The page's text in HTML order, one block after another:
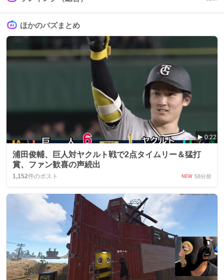
ほかのバズまとめ
0:22
浦田俊輔、巨人対ヤクルト戦で2点タイムリー＆猛打
賞、ファン歓喜の声続出
1,152件のポスト NEW 58分前